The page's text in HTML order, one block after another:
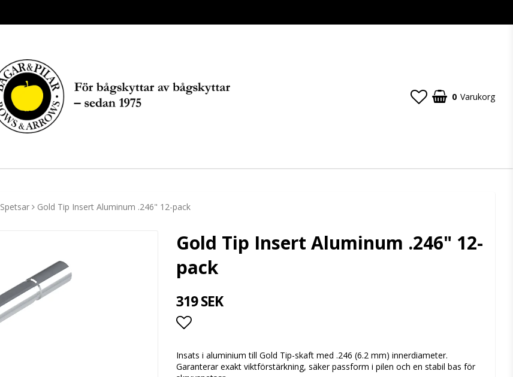
0 Varukorg
Spetsar Gold Tip Insert Aluminum .246" 12-pack
Gold Tip Insert Aluminum .246" 12-
pack
319 SEK
Insats i aluminium till Gold Tip-skaft med .246 (6.2 mm) innerdiameter.
Garanterar exakt viktförstärkning, säker passform i pilen och en stabil bas för